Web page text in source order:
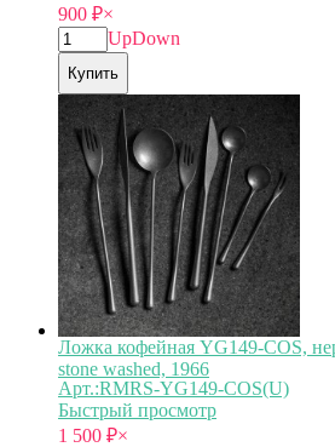
900 ₽×
UpDown
Купить
Ложка кофейная YG149-COS,
stone washed, 1966
Арт.:RMRS-YG149-COS(U)
Быстрый просмотр
1 500 ₽×